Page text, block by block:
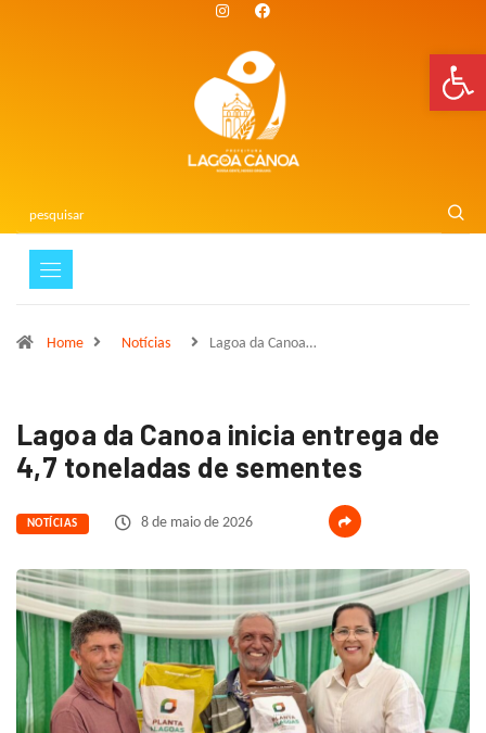
Home Notícias Lagoa da Canoa…
Lagoa da Canoa inicia entrega de
4,7 toneladas de sementes
NOTÍCIAS 8 de maio de 2026